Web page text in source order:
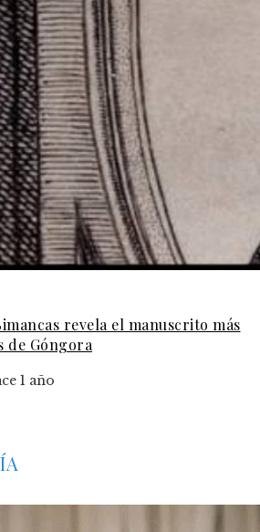
revela el manuscrito más
de Góngora
1 año